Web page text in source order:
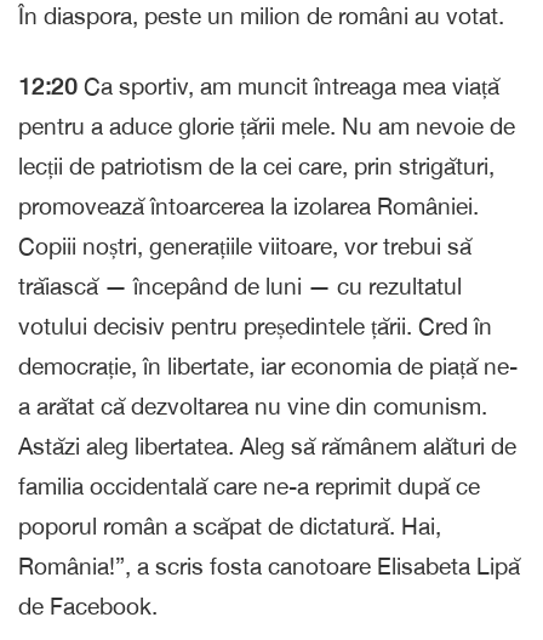
În diaspora, peste un milion de români au votat.
12:20 Ca sportiv, am muncit întreaga mea viață
pentru a aduce glorie țării mele. Nu am nevoie de
lecții de patriotism de la cei care, prin strigături,
promovează întoarcerea la izolarea României.
Copiii noștri, generațiile viitoare, vor trebui să
trăiască — începând de luni — cu rezultatul
votului decisiv pentru președintele țării. Cred în
democrație, în libertate, iar economia de piață ne-
a arătat că dezvoltarea nu vine din comunism.
Astăzi aleg libertatea. Aleg să rămânem alături de
familia occidentală care ne-a reprimit după ce
poporul român a scăpat de dictatură. Hai,
România!”, a scris fosta canotoare Elisabeta Lipă
de Facebook.